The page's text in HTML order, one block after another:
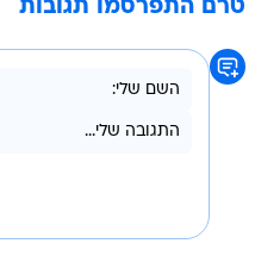
טרם התפרסמו תגובות